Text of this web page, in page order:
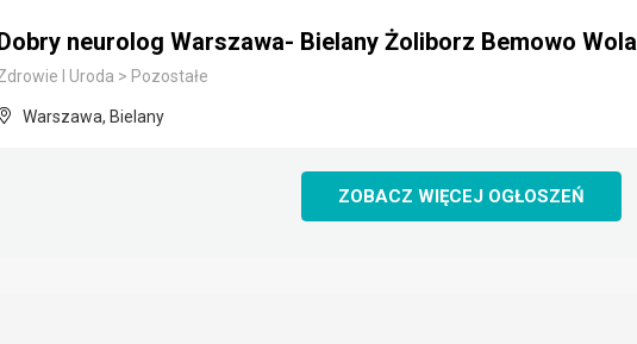
neurolog Warszawa- Bielany Żoliborz Bemowo Wola
I Uroda > Pozostałe
Warszawa, Bielany
ZOBACZ WIĘCEJ OGŁOSZEŃ